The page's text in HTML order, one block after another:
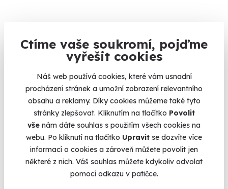
Ctíme vaše soukromí, pojďme
vyřešit cookies
Náš web používá cookies, které vám usnadní
procházení stránek a umožní zobrazení relevantního
obsahu a reklamy. Díky cookies můžeme také tyto
stránky zlepšovat. Kliknutím na tlačítko Povolit
vše nám dáte souhlas s použitím všech cookies na
webu. Po kliknutí na tlačítko Upravit se dozvíte více
informací o cookies a zároveň můžete povolit jen
některé z nich. Váš souhlas můžete kdykoliv odvolat
pomocí odkazu v patičce.
Kalendář volných
termínů
Termíny pro zvolenou variantu:
Chcete rezervovat termín?
Objednat poukaz
Zážitkové jízdy
Letecké zážitky
Masáže a relaxace
Gurmánské zážitky
Sportovní zážitky
Zážitkové pobyty
Vojenské zážitky